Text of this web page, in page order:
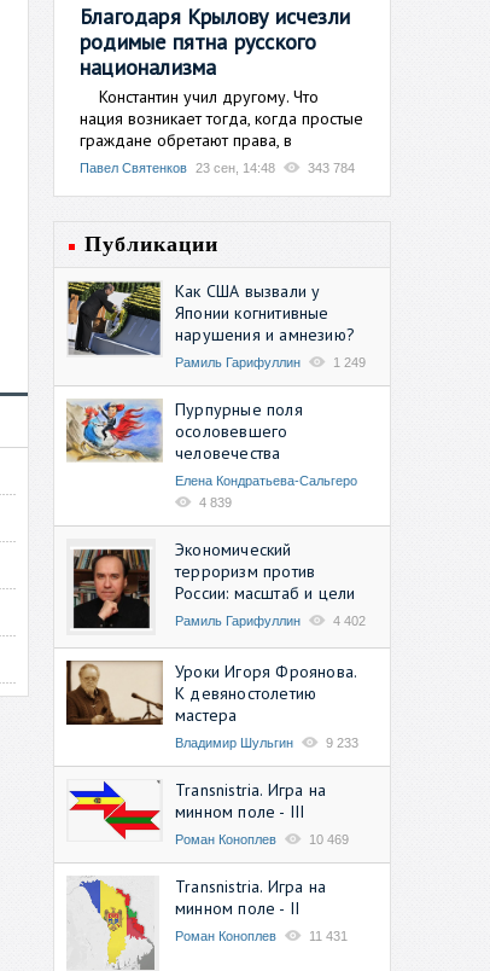
Благодаря Крылову исчезли
родимые пятна русского
национализма
Константин учил другому. Что
нация возникает тогда, когда простые
граждане обретают права, в
Павел Святенков 23 сен, 14:48 343 784
Публикации
Как США вызвали у
Японии когнитивные
нарушения и амнезию?
Рамиль Гарифуллин 1 249
Пурпурные поля
осоловевшего
человечества
Елена Кондратьева-Сальгеро
4 839
Экономический
терроризм против
России: масштаб и цели
Рамиль Гарифуллин 4 402
Уроки Игоря Фроянова.
К девяностолетию
мастера
Владимир Шульгин 9 233
Transnistria. Игра на
минном поле - III
Роман Коноплев 10 469
Transnistria. Игра на
минном поле - II
Роман Коноплев 11 431